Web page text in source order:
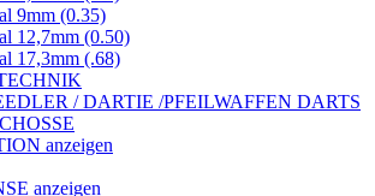
9mm (0.35)
12,7mm (0.50)
17,3mm (.68)
/ DARTIE /PFEILWAFFEN DARTS
anzeigen
anzeigen